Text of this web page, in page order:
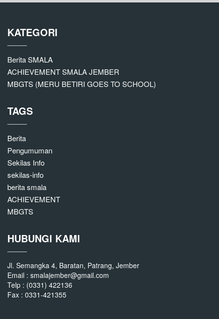
KATEGORI
Berita SMALA
ACHIEVEMENT SMALA JEMBER
MBGTS (MERU BETIRI GOES TO SCHOOL)
TAGS
Berita
Pengumuman
Sekilas Info
sekilas-info
berita smala
ACHIEVEMENT
MBGTS
HUBUNGI KAMI
Jl. Semangka 4, Baratan, Patrang, Jember
Email : smalajember@gmail.com
Telp : (0331) 422136
Fax : 0331-421355